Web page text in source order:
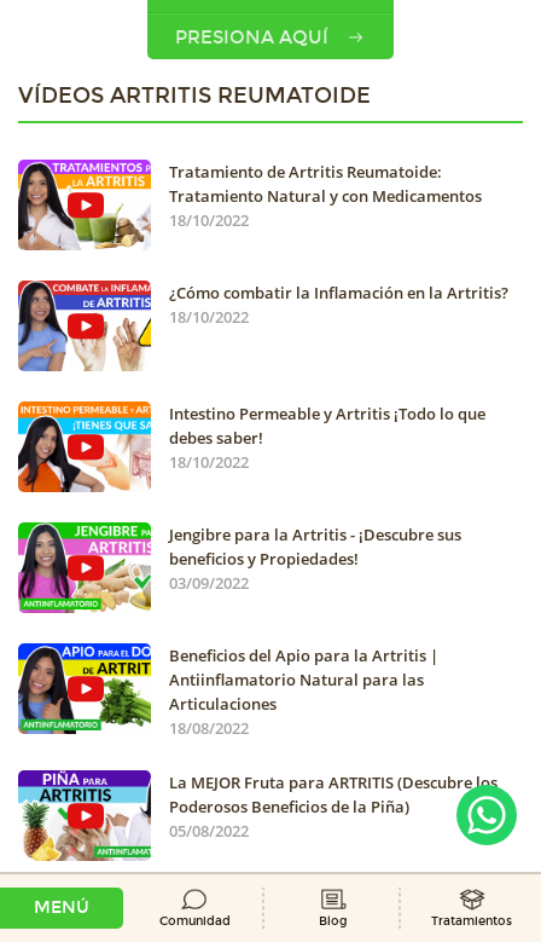
PRESIONA AQUÍ
VÍDEOS ARTRITIS REUMATOIDE
Tratamiento de Artritis Reumatoide:
Tratamiento Natural y con Medicamentos
18/10/2022
¿Cómo combatir la Inflamación en la Artritis?
18/10/2022
Intestino Permeable y Artritis ¡Todo lo que
debes saber!
18/10/2022
Jengibre para la Artritis - ¡Descubre sus
beneficios y Propiedades!
03/09/2022
Beneficios del Apio para la Artritis |
Antiinflamatorio Natural para las
Articulaciones
18/08/2022
La MEJOR Fruta para ARTRITIS (Descubre los
Poderosos Beneficios de la Piña)
05/08/2022
Ver más
MENÚ
Comunidad Blog Tratamientos